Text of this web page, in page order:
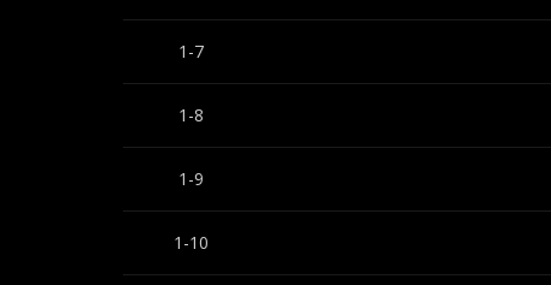
1-7
1-8
1-9
1-10